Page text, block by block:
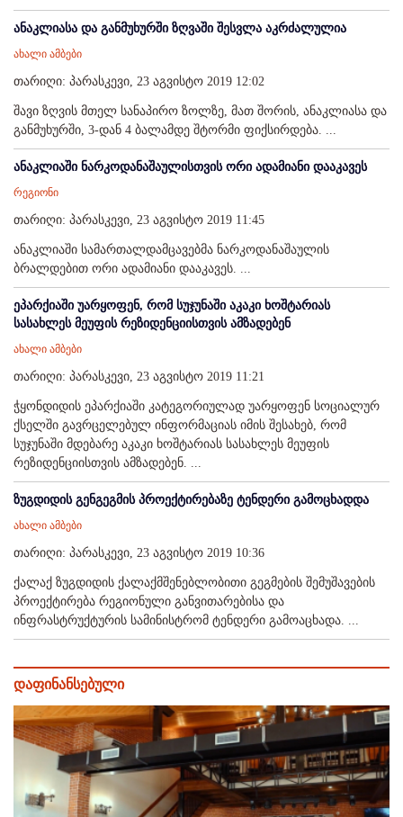
ანაკლიასა და განმუხურში ზღვაში შესვლა აკრძალულია
ახალი ამბები
თარიღი: პარასკევი, 23 აგვისტო 2019 12:02
შავი ზღვის მთელ სანაპირო ზოლზე, მათ შორის, ანაკლიასა და
განმუხურში, 3-დან 4 ბალამდე შტორმი ფიქსირდება. ...
ანაკლიაში ნარკოდანაშაულისთვის ორი ადამიანი დააკავეს
რეგიონი
თარიღი: პარასკევი, 23 აგვისტო 2019 11:45
ანაკლიაში სამართალდამცავებმა ნარკოდანაშაულის
ბრალდებით ორი ადამიანი დააკავეს. ...
ეპარქიაში უარყოფენ, რომ სუჯუნაში აკაკი ხოშტარიას
სასახლეს მეუფის რეზიდენციისთვის ამზადებენ
ახალი ამბები
თარიღი: პარასკევი, 23 აგვისტო 2019 11:21
ჭყონდიდის ეპარქიაში კატეგორიულად უარყოფენ სოციალურ
ქსელში გავრცელებულ ინფორმაციას იმის შესახებ, რომ
სუჯუნაში მდებარე აკაკი ხოშტარიას სასახლეს მეუფის
რეზიდენციისთვის ამზადებენ. ...
ზუგდიდის გენგეგმის პროექტირებაზე ტენდერი გამოცხადდა
ახალი ამბები
თარიღი: პარასკევი, 23 აგვისტო 2019 10:36
ქალაქ ზუგდიდის ქალაქმშენებლობითი გეგმების შემუშავების
პროექტირება რეგიონული განვითარებისა და
ინფრასტრუქტურის სამინისტრომ ტენდერი გამოაცხადა. ...
დაფინანსებული